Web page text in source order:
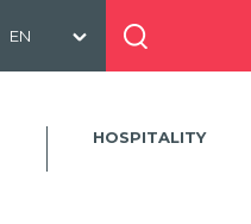
HOSPITALITY